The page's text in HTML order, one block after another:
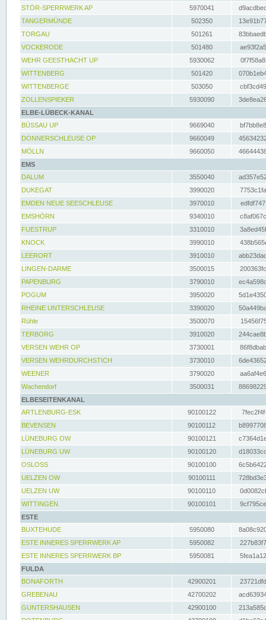
STÖR-SPERRWERK AP 5970041
TANGERMÜNDE
502350
TORGAU
501261
VOCKERODE
501480
WEHR GEESTHACHT UP
5930062
WITTENBERG
501420
WITTENBERGE
503050
ZOLLENSPIEKER
5930090
ELBE-LÜBECK-KANAL
BÜSSAU UP
9669040
DONNERSCHLEUSE OP
9660049
MÖLLN
9660050
EMS
DALUM
3550040
DUKEGAT
3990020
EMDEN NEUE SEESCHLEUSE
3970010
EMSHÖRN
9340010
FUESTRUP
3310010
KNOCK
3990010
LEERORT
3910010
LINGEN-DARME
3500015
PAPENBURG
3790010
POGUM
3950020
RHEINE UNTERSCHLEUSE
3390020
Rühle
3500070
TERBORG
3910020
VERSEN WEHR OP
3730001
VERSEN WEHRDURCHSTICH
3730010
WEENER
3790020
Wachendorf
3500031
ELBESEITENKANAL
ARTLENBURG-ESK
90100122
BEVENSEN
90100112
LÜNEBURG OW
90100121
LÜNEBURG UW
90100120
OSLOSS
90100100
UELZEN OW
90100111
UELZEN UW
90100110
WITTINGEN
90100101
ESTE
BUXTEHUDE
5950080
ESTE INNERES SPERRWERK AP
5950082
ESTE INNERES SPERRWERK BP
5950081
FULDA
BONAFORTH
42900201
GREBENAU
42700202
GUNTERSHAUSEN
42900100